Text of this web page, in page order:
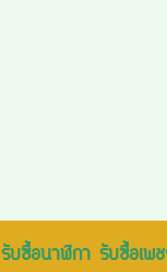
รับซื้อนาฬิกา รับซื้อเพ